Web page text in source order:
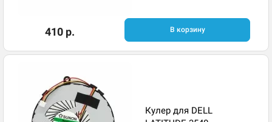
410 р. В корзину
Кулер для DELL